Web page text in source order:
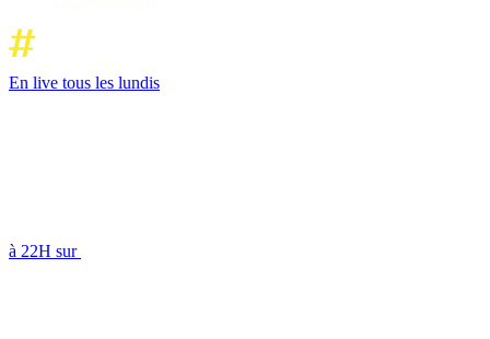
En live tous les lundis
à 22H sur